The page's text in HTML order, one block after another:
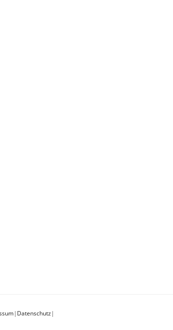
| Datenschutz|